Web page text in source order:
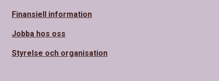
Finansiell information
Jobba hos oss
Styrelse och organisation